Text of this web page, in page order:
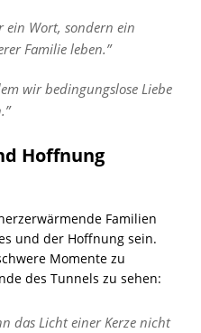
ein Wort, sondern ein
Familie leben.”
wir bedingungslose Liebe
Hoffnung
Familien
und der Hoffnung sein.
Momente zu
des Tunnels zu sehen:
das Licht einer Kerze nicht